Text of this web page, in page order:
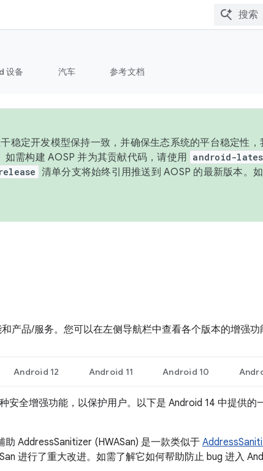
设备 汽车 参考文档
稳定开发模型保持一致，并确保生态系统的平台稳定性
需构建 AOSP 并为其贡献代码，请使用 android-
清单分支将始终引用推送到 AOSP 的最新版本。
产品/服务。您可以在左侧导航栏中查看各个版本的增强功
Android 12 Android 11 Android 10
安全增强功能，以保护用户。以下是 Android 14 中提供的
AddressSanitizer (HWASan) 是一款类似于
进行了重大改进。如需了解它如何帮助防止 bug 进入